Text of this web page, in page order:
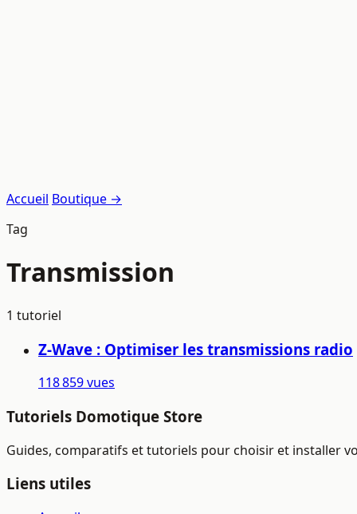
Accueil Boutique →
Tag
Transmission
1 tutoriel
Z-Wave : Optimiser les transmissions radio
118 859 vues
Tutoriels Domotique Store
Guides, comparatifs et tutoriels pour choisir et installer
Liens utiles